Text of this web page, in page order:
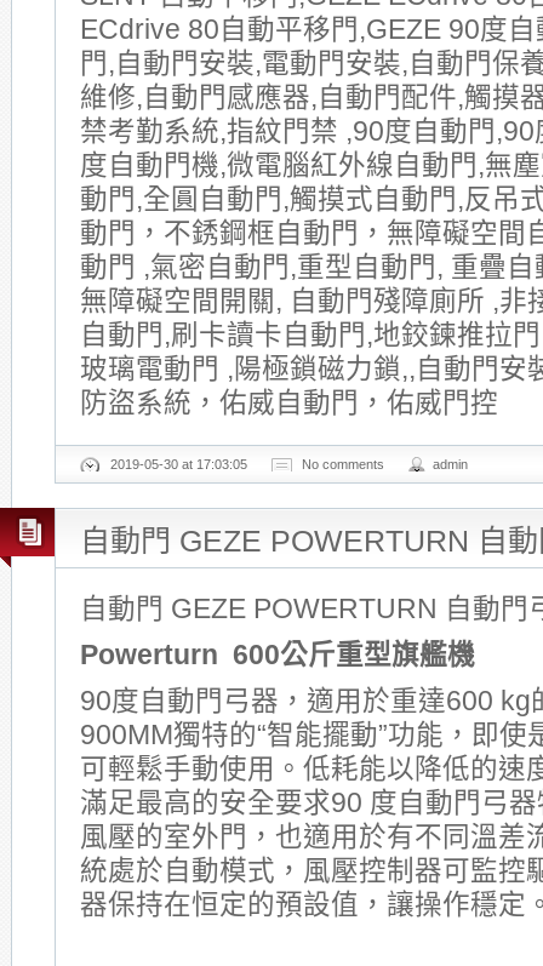
ECdrive 80自動平移門,GEZE 90度
門,自動門安裝,電動門安裝,自動門保
維修,自動門感應器,自動門配件,觸摸
禁考勤系統,指紋門禁 ,90度自動門
度自動門機,微電腦紅外線自動門,無
動門,全圓自動門,觸摸式自動門,反吊
動門，不銹鋼框自動門，無障礙空間
動門 ,氣密自動門,重型自動門, 重疊
無障礙空間開關, 自動門殘障廁所 ,非
自動門,刷卡讀卡自動門,地鉸鍊推拉
玻璃電動門 ,陽極鎖磁力鎖,,自動門安
防盜系統，佑威自動門，佑威門控
2019-05-30 at 17:03:05 No comments admin
自動門 GEZE POWERTURN 自
自動門 GEZE POWERTURN 自動門
Powerturn 600公斤重型旗艦機
90度自動門弓器，適用於重達600 kg
900MM獨特的“智能擺動”功能，即使
可輕鬆手動使用。低耗能以降低的速
滿足最高的安全要求90 度自動門弓
風壓的室外門，也適用於有不同溫差
統處於自動模式，風壓控制器可監控
器保持在恒定的預設值，讓操作穩定